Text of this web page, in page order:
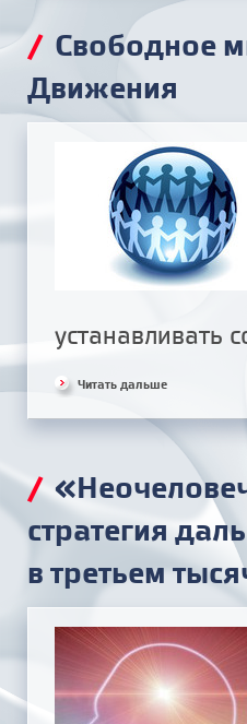
/ Свободное
Движения
устанавливать
Читать дальше
/
стратегия
в третьем